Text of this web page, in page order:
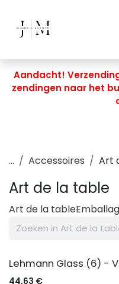
Aandacht!
zendingen naar het
... Accessoires Art
Art de la table
Art de la table
Lehmann Glass (6) -
44,63 €